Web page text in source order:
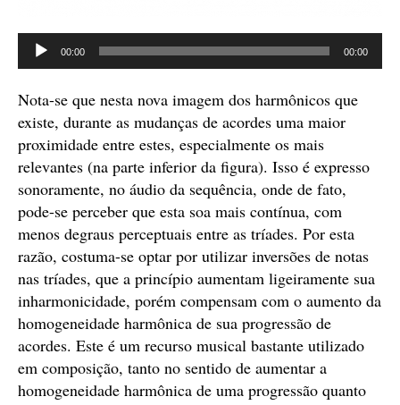
Tocador
de
00:00 00:00
Nota-se que nesta nova imagem dos harmônicos que
existe, durante as mudanças de acordes uma maior
proximidade entre estes, especialmente os mais
relevantes (na parte inferior da figura). Isso é expresso
sonoramente, no áudio da sequência, onde de fato,
pode-se perceber que esta soa mais contínua, com
menos degraus perceptuais entre as tríades. Por esta
razão, costuma-se optar por utilizar inversões de notas
nas tríades, que a princípio aumentam ligeiramente sua
inharmonicidade, porém compensam com o aumento da
homogeneidade harmônica de sua progressão de
acordes. Este é um recurso musical bastante utilizado
em composição, tanto no sentido de aumentar a
homogeneidade harmônica de uma progressão quanto